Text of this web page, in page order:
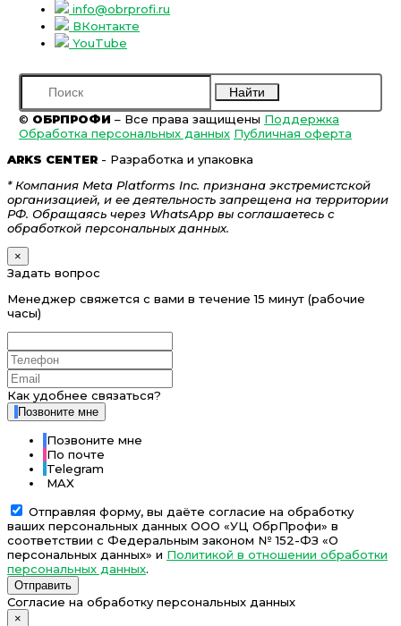
info@obrprofi.ru
ВКонтакте
YouTube
Найти
© ОБРПРОФИ – Все права защищены Поддержка
Обработка персональных данных Публичная оферта
ARKS CENTER - Разработка и упаковка
* Компания Meta Platforms Inc. признана экстремистской
организацией, и ее деятельность запрещена на территории
РФ. Обращаясь через WhatsApp вы соглашаетесь с
обработкой персональных данных.
×
Задать вопрос
Менеджер свяжется с вами в течение 15 минут (рабочие
часы)
Как удобнее связаться?
Позвоните мне
Позвоните мне
По почте
Telegram
MAX
Отправляя форму, вы даёте согласие на обработку
ваших персональных данных ООО «УЦ ОбрПрофи» в
соответствии с Федеральным законом № 152-ФЗ «О
персональных данных» и Политикой в отношении обработки
персональных данных.
Отправить
Согласие на обработку персональных данных
×